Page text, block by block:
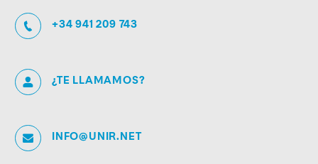
+34 941 209 743
¿TE LLAMAMOS?
INFO@UNIR.NET